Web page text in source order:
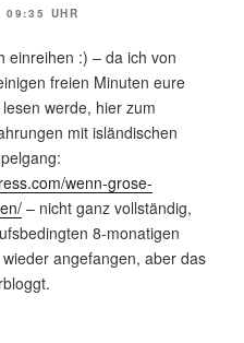
09:35 UHR
einreihen :) – da ich von
freien Minuten eure
werde, hier zum
mit isländischen
wenn-grose-
– nicht ganz vollständig,
8-monatigen
angefangen, aber das